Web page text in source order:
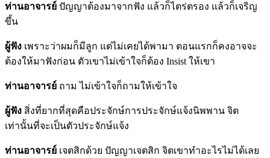
ท่านอาจารย์ ปัญญาต้องมาจากฟัง แล้วก็ไตร่ตรอง แล้วก็เจริญ
ขึ้น
ผู้ฟัง เพราะว่าผมก็มีลูก แต่ไม่เคยได้พามา ตอนแรกก็คงอาจจะ
ต้องให้มาฟังก่อน ตัวเขาไม่เข้าใจก็ต้อง Insist ให้เขา
ท่านอาจารย์ ถาม ไม่เข้าใจก็ถามให้เข้าใจ
ผู้ฟัง สิ่งที่ยากที่สุดคือประจักษ์การประจักษ์แจ้งนิพพาน จิต
เท่านั้นที่จะเป็นตัวประจักษ์แจ้ง
ท่านอาจารย์ เจตสิกด้วย ปัญญาเจตสิก จิตเขาทำอะไรไม่ได้เลย